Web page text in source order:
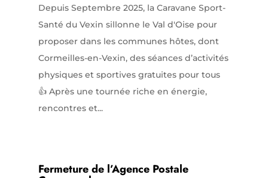
Depuis Septembre 2025, la Caravane Sport-
Santé du Vexin sillonne le Val d'Oise pour
proposer dans les communes hôtes, dont
Cormeilles-en-Vexin, des séances d’activités
physiques et sportives gratuites pour tous
👍 Après une tournée riche en énergie,
rencontres et...
Fermeture de l’Agence Postale